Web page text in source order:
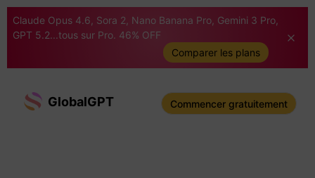
Claude Opus 4.6, Sora 2, Nano Banana Pro, Gemini 3 Pro,
GPT 5.2...tous sur Pro. 46% OFF
Comparer les plans
GlobalGPT Commencer gratuitement